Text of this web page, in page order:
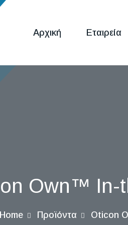
Αρχική Εταιρεία
Own™ In-
Προϊόντα Oticon